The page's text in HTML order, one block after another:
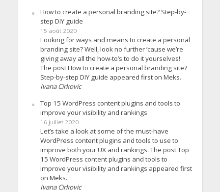
How to create a personal branding site? Step-by-
step DIY guide
15 août 2020
Looking for ways and means to create a personal
branding site? Well, look no further ’cause we’re
giving away all the how-to’s to do it yourselves!
The post How to create a personal branding site?
Step-by-step DIY guide appeared first on Meks.
Ivana Cirkovic
Top 15 WordPress content plugins and tools to
improve your visibility and rankings
16 juillet 2020
Let’s take a look at some of the must-have
WordPress content plugins and tools to use to
improve both your UX and rankings. The post Top
15 WordPress content plugins and tools to
improve your visibility and rankings appeared first
on Meks.
Ivana Cirkovic